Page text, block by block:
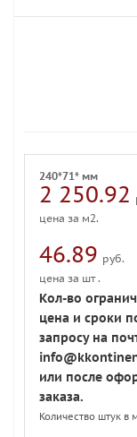
240*71* мм
2 250.92
цена за м2.
46.89 руб.
цена за шт .
Кол-во
цена и сроки
запросу на
или после
заказа.
Количество штук в